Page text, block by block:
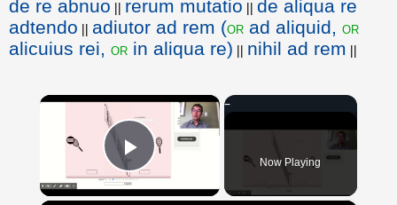
de re abnuo || rerum mutatio || de aliqua re
adtendo || adiutor ad rem (or ad aliquid, or
alicuius rei, or in aliqua re) || nihil ad rem ||
×
Play Video Now Playing